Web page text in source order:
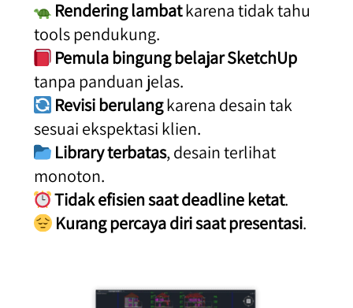
Rendering lambat karena tidak tahu
tools pendukung.
Pemula bingung belajar SketchUp
tanpa panduan jelas.
Revisi berulang karena desain tak
sesuai ekspektasi klien.
Library terbatas, desain terlihat
monoton.
Tidak efisien saat deadline ketat.
Kurang percaya diri saat presentasi.